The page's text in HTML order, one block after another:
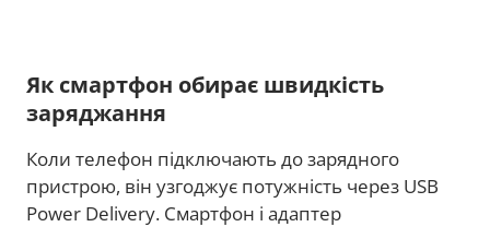
Як смартфон обирає швидкість
заряджання
Коли телефон підключають до зарядного
пристрою, він узгоджує потужність через USB
Power Delivery. Смартфон і адаптер